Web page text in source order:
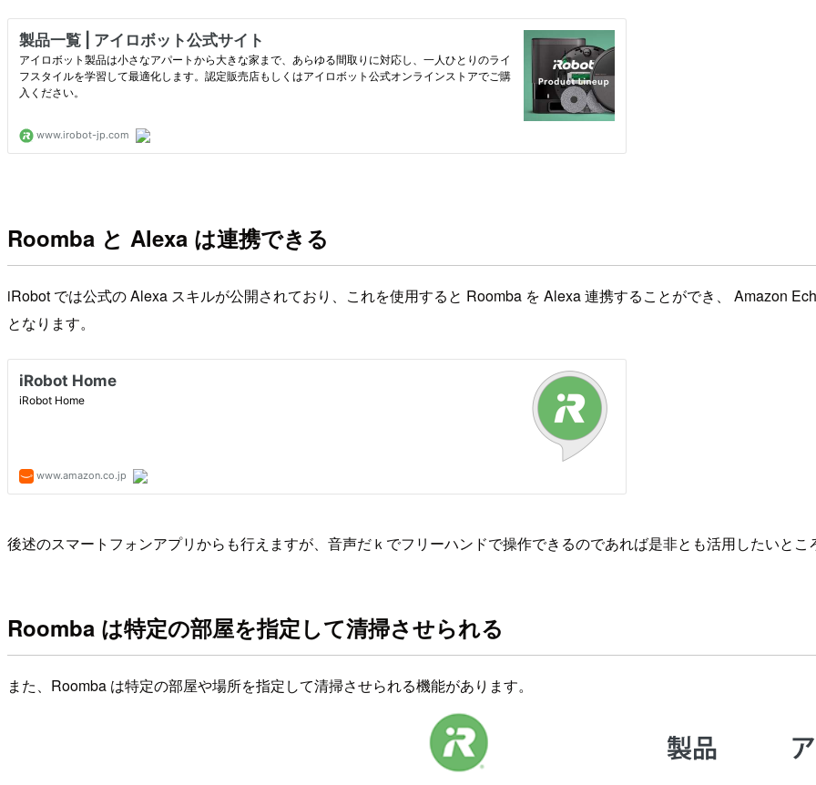
Roomba と Alexa は連携できる
iRobot では公式の Alexa スキルが公開されており、これを使用すると Roomba を Alexa 連携することができ、 Amazon
となります。
後述のスマートフォンアプリからも行えますが、音声だｋでフリーハンドで操作できるのであれば是非とも活用したいとこ
Roomba は特定の部屋を指定して清掃させられる
また、Roomba は特定の部屋や場所を指定して清掃させられる機能があります。